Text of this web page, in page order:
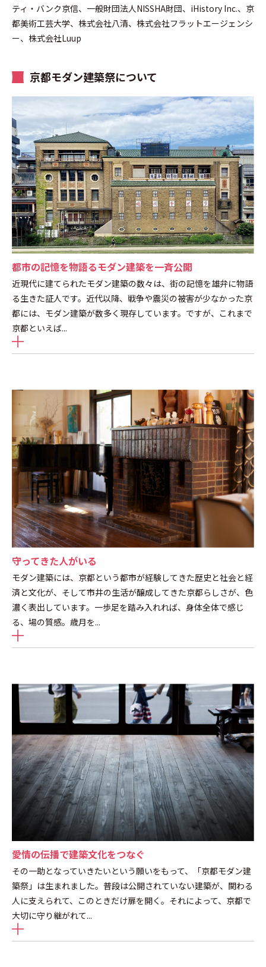
ティ・バンク京信、一般財団法人NISSHA財団、iHistory Inc.、京
都美術工芸大学、株式会社八清、株式会社フラットエージェンシ
ー、株式会社Luup
京都モダン建築祭について
都市の記憶を物語るモダン建築を一斉公開
近現代に建てられたモダン建築の数々は、街の記憶を雄弁に物語
る生きた証人です。近代以降、戦争や震災の被害が少なかった京
都には、モダン建築が数多く現存しています。ですが、これまで
京都といえば...
守ってきた人がいる
モダン建築には、京都という都市が経験してきた歴史と社会と経
済と文化が、そして市井の生活が醸成してきた京都らしさが、色
濃く表出しています。一歩足を踏み入れれば、身体全体で感じ
る、場の質感。歳月を...
愛情の伝播で建築文化をつなぐ
その一助となっていきたいという願いをもって、「京都モダン建
築祭」は生まれました。普段は公開されていない建築が、関わる
人に支えられて、このときだけ扉を開く。それによって、京都で
大切に守り継がれて...